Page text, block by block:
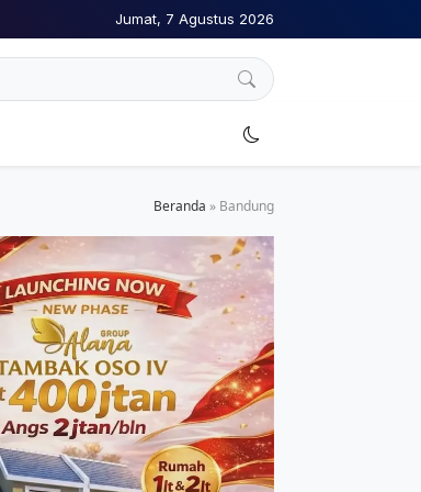
Jumat, 7 Agustus 2026
Beranda » Bandung